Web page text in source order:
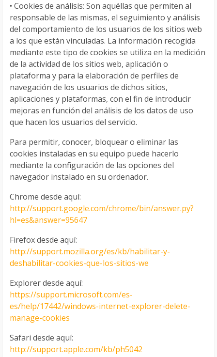
• Cookies de análisis: Son aquéllas que permiten al
responsable de las mismas, el seguimiento y análisis
del comportamiento de los usuarios de los sitios web
a los que están vinculadas. La información recogida
mediante este tipo de cookies se utiliza en la medición
de la actividad de los sitios web, aplicación o
plataforma y para la elaboración de perfiles de
navegación de los usuarios de dichos sitios,
aplicaciones y plataformas, con el fin de introducir
mejoras en función del análisis de los datos de uso
que hacen los usuarios del servicio.
Para permitir, conocer, bloquear o eliminar las
cookies instaladas en su equipo puede hacerlo
mediante la configuración de las opciones del
navegador instalado en su ordenador.
Chrome desde aquí:
http://support.google.com/chrome/bin/answer.py?
hl=es&answer=95647
Firefox desde aquí:
http://support.mozilla.org/es/kb/habilitar-y-
deshabilitar-cookies-que-los-sitios-we
Explorer desde aquí:
https://support.microsoft.com/es-
es/help/17442/windows-internet-explorer-delete-
manage-cookies
Safari desde aquí:
http://support.apple.com/kb/ph5042